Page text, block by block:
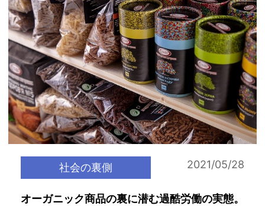
社会の裏側 2021/05/28
オーガニック商品の裏に潜む過酷労働の実態。